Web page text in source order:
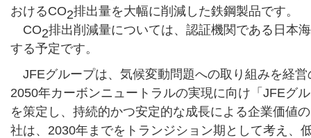
おけるCO2排出量を大幅に削減した鉄鋼製品です。
CO2排出削減量については、認証機関である日本
する予定です。
JFEグループは、気候変動問題への取り組みを経
2050年カーボンニュートラルの実現に向け「JFEグ
を策定し、持続的かつ安定的な成長による企業価値
社は、2030年までをトランジション期として考え、